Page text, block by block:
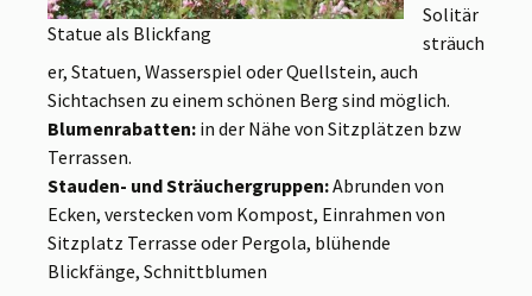
Statue als Blickfang
Solitär
sträuch
er, Statuen, Wasserspiel oder Quellstein, auch
Sichtachsen zu einem schönen Berg sind möglich.
Blumenrabatten: in der Nähe von Sitzplätzen bzw
Terrassen.
Stauden- und Sträuchergruppen:Abrunden von
Ecken, verstecken vom Kompost, Einrahmen von
Sitzplatz Terrasse oder Pergola, blühende
Blickfänge, Schnittblumen